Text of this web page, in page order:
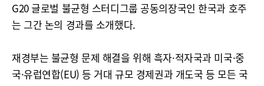
G20 글로벌 불균형 스터디그룹 공동의장국인 한국과 호주
는 그간 논의 경과를 소개했다.
재경부는 불균형 문제 해결을 위해 흑자·적자국과 미국·중
국·유럽연합(EU) 등 거대 규모 경제권과 개도국 등 모든 국